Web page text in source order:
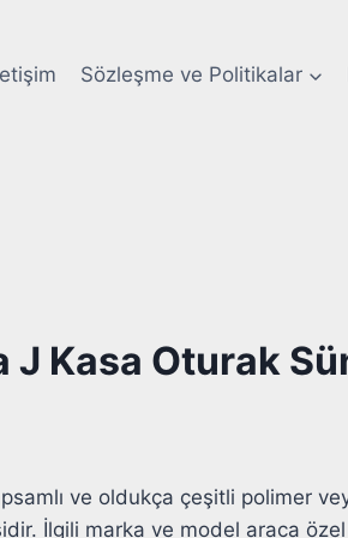
Sözleşme ve Politikalar
J Kasa Oturak
ve oldukça çeşitli polimer
İlgili marka ve model araca